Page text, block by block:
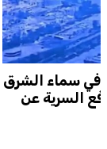
سماء الشرق
السرية عن